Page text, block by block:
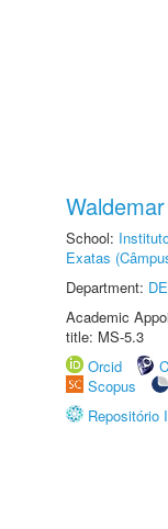
School:
Exatas
Department:
Academic
title: MS-5.3
Orcid
Scopus
Repositório